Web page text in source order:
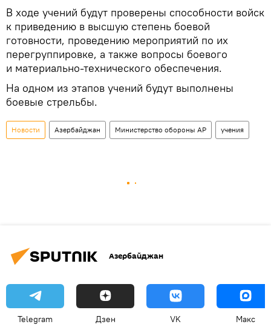
В ходе учений будут проверены способности войск
к приведению в высшую степень боевой
готовности, проведению мероприятий по их
перегруппировке, а также вопросы боевого
и материально-технического обеспечения.
На одном из этапов учений будут выполнены
боевые стрельбы.
Новости Азербайджан Министерство обороны АР учения
Азербайджан
Telegram Дзен VK Макс